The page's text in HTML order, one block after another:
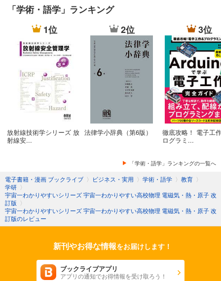
「学術・語学」ランキング
1位
放射線技術学シリーズ 放
射線安...
2位
法律学小辞典（第6版）
3位
徹底攻略！ 電子工
ログラミ...
「学術・語学」ランキングの一覧へ
電子書籍・漫画 ブックライブ 〉 ビジネス・実用 〉 学術・語学 〉 教育 〉
学研 〉
宇宙一わかりやすいシリーズ 宇宙一わかりやすい高校物理 電磁気・熱・原子 改
訂版 〉
宇宙一わかりやすいシリーズ 宇宙一わかりやすい高校物理 電磁気・熱・原子 改
訂版のレビュー
新刊やお得な情報をお届けします！
ブックライブアプリ
アプリの通知でお得情報を受け取ろう！